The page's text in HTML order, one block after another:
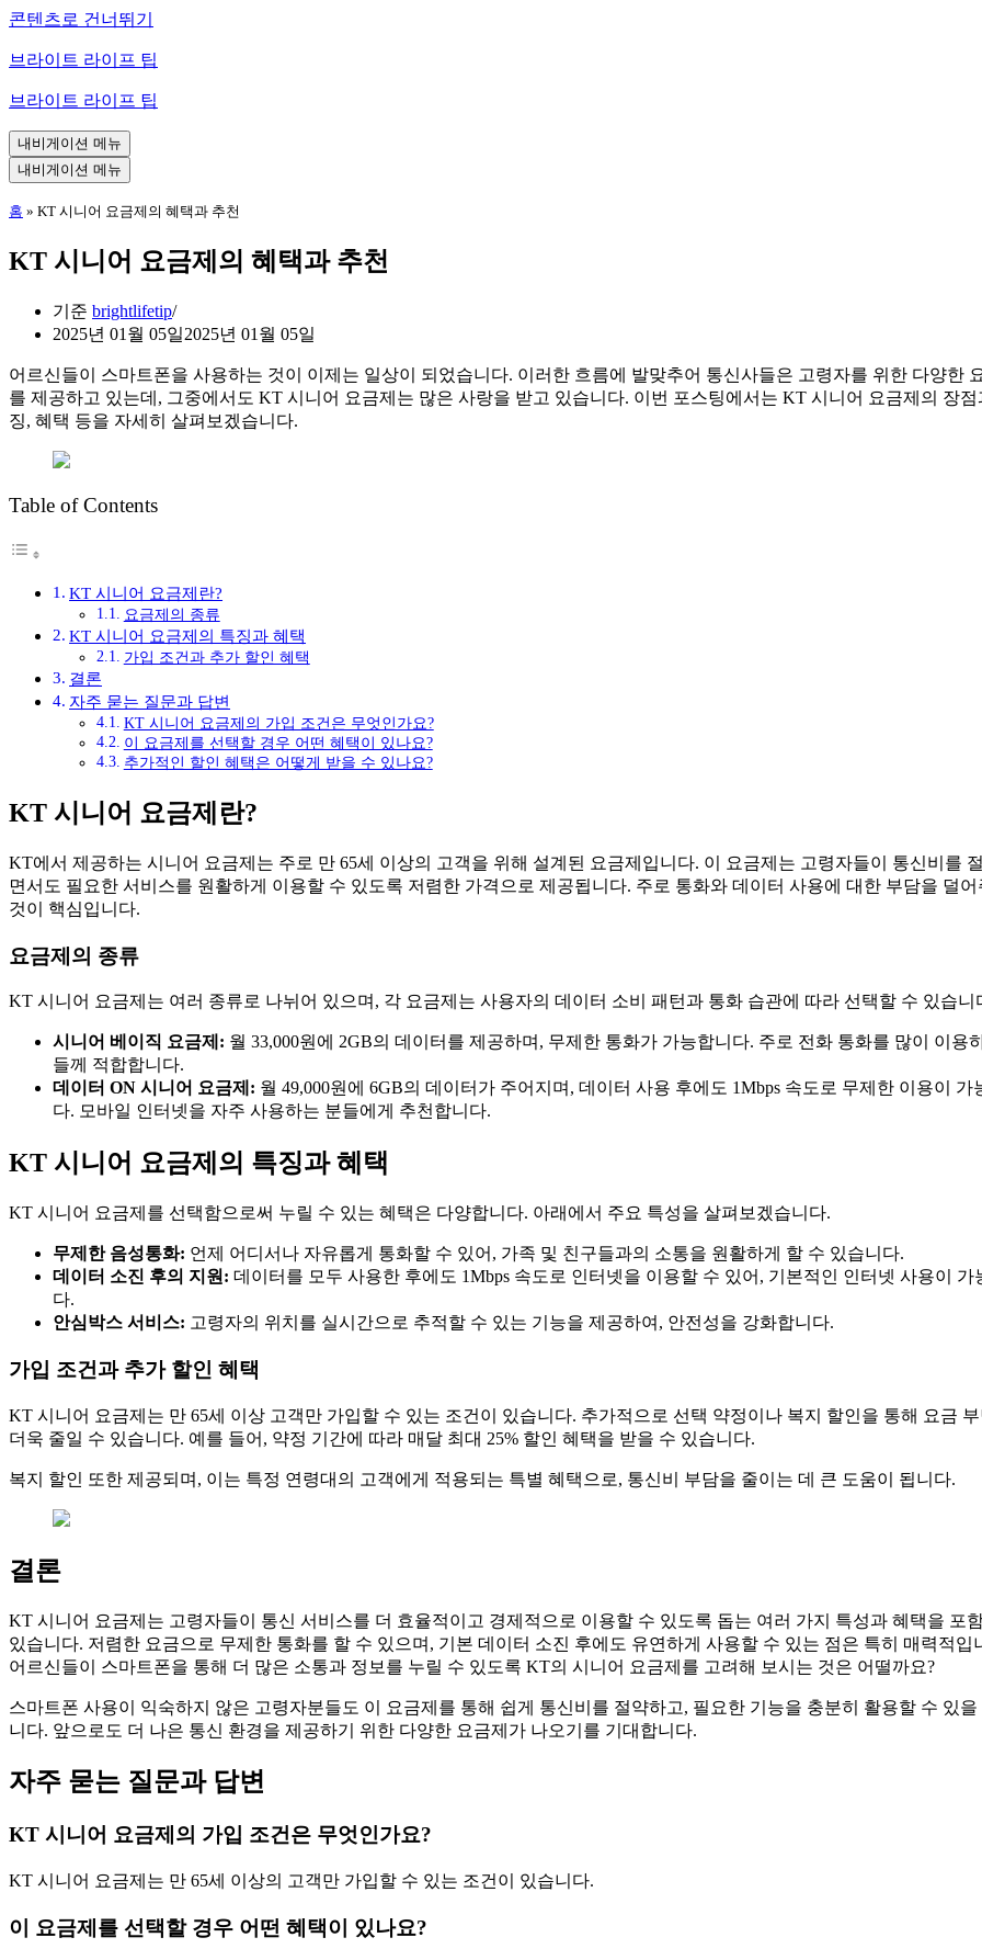
콘텐츠로 건너뛰기
브라이트 라이프 팁
브라이트 라이프 팁
내비게이션 메뉴
내비게이션 메뉴
홈 » KT 시니어 요금제의 혜택과 추천
KT 시니어 요금제의 혜택과 추천
기준 brightlifetip
2025년 01월 05일2025년 01월 05일
어르신들이 스마트폰을 사용하는 것이 이제는 일상이 되었습니다. 이러한 흐름에 발맞추어 통신사들은 고령자를 위한 다양한
를 제공하고 있는데, 그중에서도 KT 시니어 요금제는 많은 사랑을 받고 있습니다. 이번 포스팅에서는 KT 시니어 요금제의 장점
징, 혜택 등을 자세히 살펴보겠습니다.
Table of Contents
KT 시니어 요금제란?
요금제의 종류
KT 시니어 요금제의 특징과 혜택
가입 조건과 추가 할인 혜택
결론
자주 묻는 질문과 답변
KT 시니어 요금제의 가입 조건은 무엇인가요?
이 요금제를 선택할 경우 어떤 혜택이 있나요?
추가적인 할인 혜택은 어떻게 받을 수 있나요?
KT 시니어 요금제란?
KT에서 제공하는 시니어 요금제는 주로 만 65세 이상의 고객을 위해 설계된 요금제입니다. 이 요금제는 고령자들이 통신비를
면서도 필요한 서비스를 원활하게 이용할 수 있도록 저렴한 가격으로 제공됩니다. 주로 통화와 데이터 사용에 대한 부담을 덜어
것이 핵심입니다.
요금제의 종류
KT 시니어 요금제는 여러 종류로 나뉘어 있으며, 각 요금제는 사용자의 데이터 소비 패턴과 통화 습관에 따라 선택할 수 있습니
시니어 베이직 요금제: 월 33,000원에 2GB의 데이터를 제공하며, 무제한 통화가 가능합니다. 주로 전화 통화를 많이 이용
들께 적합합니다.
데이터 ON 시니어 요금제: 월 49,000원에 6GB의 데이터가 주어지며, 데이터 사용 후에도 1Mbps 속도로 무제한 이용이 가
다. 모바일 인터넷을 자주 사용하는 분들에게 추천합니다.
KT 시니어 요금제의 특징과 혜택
KT 시니어 요금제를 선택함으로써 누릴 수 있는 혜택은 다양합니다. 아래에서 주요 특성을 살펴보겠습니다.
무제한 음성통화: 언제 어디서나 자유롭게 통화할 수 있어, 가족 및 친구들과의 소통을 원활하게 할 수 있습니다.
데이터 소진 후의 지원: 데이터를 모두 사용한 후에도 1Mbps 속도로 인터넷을 이용할 수 있어, 기본적인 인터넷 사용이 가
다.
안심박스 서비스: 고령자의 위치를 실시간으로 추적할 수 있는 기능을 제공하여, 안전성을 강화합니다.
가입 조건과 추가 할인 혜택
KT 시니어 요금제는 만 65세 이상 고객만 가입할 수 있는 조건이 있습니다. 추가적으로 선택 약정이나 복지 할인을 통해 요금
더욱 줄일 수 있습니다. 예를 들어, 약정 기간에 따라 매달 최대 25% 할인 혜택을 받을 수 있습니다.
복지 할인 또한 제공되며, 이는 특정 연령대의 고객에게 적용되는 특별 혜택으로, 통신비 부담을 줄이는 데 큰 도움이 됩니다.
결론
KT 시니어 요금제는 고령자들이 통신 서비스를 더 효율적이고 경제적으로 이용할 수 있도록 돕는 여러 가지 특성과 혜택을 포
있습니다. 저렴한 요금으로 무제한 통화를 할 수 있으며, 기본 데이터 소진 후에도 유연하게 사용할 수 있는 점은 특히 매력적입
어르신들이 스마트폰을 통해 더 많은 소통과 정보를 누릴 수 있도록 KT의 시니어 요금제를 고려해 보시는 것은 어떨까요?
스마트폰 사용이 익숙하지 않은 고령자분들도 이 요금제를 통해 쉽게 통신비를 절약하고, 필요한 기능을 충분히 활용할 수 있을
니다. 앞으로도 더 나은 통신 환경을 제공하기 위한 다양한 요금제가 나오기를 기대합니다.
자주 묻는 질문과 답변
KT 시니어 요금제의 가입 조건은 무엇인가요?
KT 시니어 요금제는 만 65세 이상의 고객만 가입할 수 있는 조건이 있습니다.
이 요금제를 선택할 경우 어떤 혜택이 있나요?